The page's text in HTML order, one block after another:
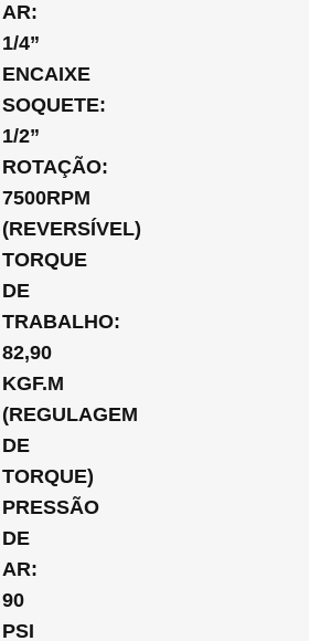
AR:
1/4”
ENCAIXE
SOQUETE:
1/2”
ROTAÇÃO:
7500RPM
(REVERSÍVEL)
TORQUE
DE
TRABALHO:
82,90
KGF.M
(REGULAGEM
DE
TORQUE)
PRESSÃO
DE
AR:
90
PSI